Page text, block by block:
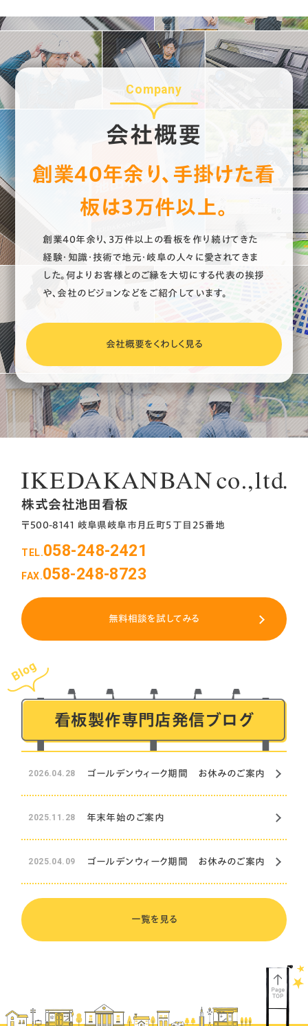
バスラッピング 38
電車ラッピング 5
LED
LEDチャンネル
ウインドウサイン 15
カルプ文字 14
スタンド看板 3
ポール看板
切文字
屋上看板（塔屋看板） 4
看板一式
自立看板 30
袖看板・突出看板 5
Company
会社概要
創業40年余り、手掛けた看
板は3万件以上。
創業40年余り、3万件以上の看板を作り続けてきた
経験・知識・技術で地元・岐阜の人々に愛されてきま
した。何よりお客様とのご縁を大切にする代表の挨拶
や、会社のビジョンなどをご紹介しています。
会社概要をくわしく見る
株式会社池田看板
〒500-8141 岐阜県岐阜市月丘町５丁目２５番地
TEL.058-248-2421
FAX.058-248-8723
無料相談を試してみる
看板製作専門店発信ブログ
2026.04.28 ゴールデンウィーク期間 お休みのご案内
2025.11.28 年末年始のご案内
2025.04.09 ゴールデンウィーク期間 お休みのご案内
一覧を見る